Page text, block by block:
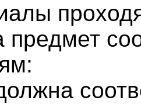
предмет